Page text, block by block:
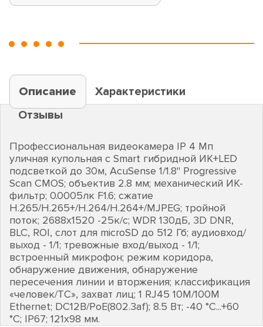
Описание
Характеристики
Отзывы
Профессиональная видеокамера IP 4 Мп
уличная купольная с Smart гибридной ИК+LED
подсветкой до 30м, AcuSense 1/1.8" Progressive
Scan CMOS; объектив 2.8 мм; механический ИК-
фильтр; 0.0005лк F1.6; сжатие
H.265/H.265+/H.264/H.264+/MJPEG; тройной
поток; 2688х1520 -25к/с; WDR 130дБ, 3D DNR,
BLC, ROI, слот для microSD до 512 Гб; аудиовход/
выход - 1/1; тревожные вход/выход - 1/1;
встроенный микрофон; режим коридора,
обнаружение движения, обнаружение
пересечения линии и вторжения; классификация
«человек/ТС», захват лиц; 1 RJ45 10M/100M
Ethernet; DC12В/PoE(802.3af); 8.5 Вт; -40 °C...+60
°C; IP67; 121х98 мм.